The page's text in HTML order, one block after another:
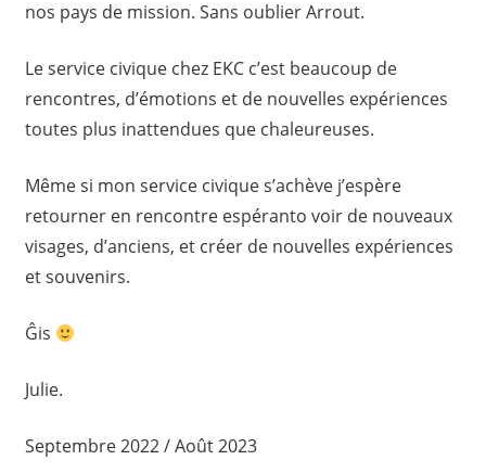
nos pays de mission. Sans oublier Arrout.
Le service civique chez EKC c’est beaucoup de
rencontres, d’émotions et de nouvelles expériences
toutes plus inattendues que chaleureuses.
Même si mon service civique s’achève j’espère
retourner en rencontre espéranto voir de nouveaux
visages, d’anciens, et créer de nouvelles expériences
et souvenirs.
Ĝis
Julie.
Septembre 2022 / Août 2023